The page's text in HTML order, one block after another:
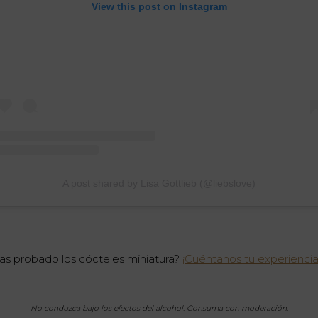
View this post on Instagram
probado los cócteles miniatura? ¡Cuéntanos tu
No conduzca bajo los efectos del alcohol. Consuma con moderación.